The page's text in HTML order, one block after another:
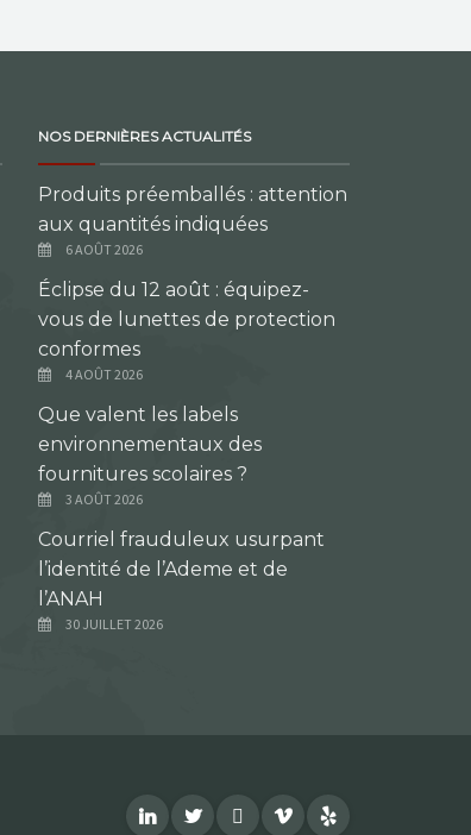
NOS DERNIÈRES ACTUALITÉS
Produits préemballés : attention
aux quantités indiquées
6 AOÛT 2026
Éclipse du 12 août : équipez-
vous de lunettes de protection
conformes
4 AOÛT 2026
Que valent les labels
environnementaux des
fournitures scolaires ?
3 AOÛT 2026
Courriel frauduleux usurpant
l’identité de l’Ademe et de
l’ANAH
30 JUILLET 2026